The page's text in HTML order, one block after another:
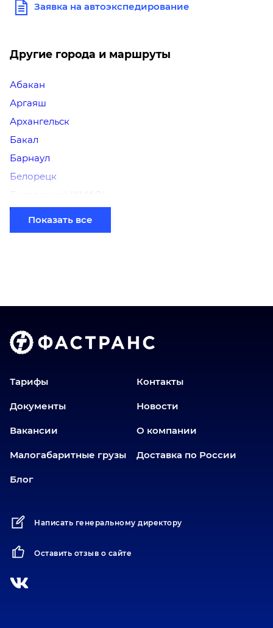
Заявка на автоэкспедирование
Другие города и маршруты
Абакан
Аргаяш
Архангельск
Бакал
Барнаул
Белорецк
Белоярский (ХМАО)
Березники
Бийск
Волгоград
Донецк
Еманжелинск
Заводоуковск
Златоуст
Иваново
Казань
Калининград
Карабаш
Карасук
Показать все
Тарифы Контакты
Документы Новости
Вакансии О компании
Малогабаритные грузы Доставка по России
Блог
Написать генеральному директору
Оставить отзыв о сайте